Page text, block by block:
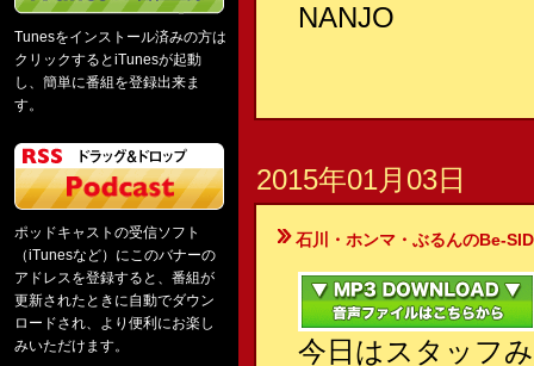
Tunesをインストール済みの方は
クリックするとiTunesが起動
し、簡単に番組を登録出来ま
す。
ポッドキャストの受信ソフト
（iTunesなど）にこのバナーの
アドレスを登録すると、番組が
更新されたときに自動でダウン
ロードされ、より便利にお楽し
みいただけます。
NANJO
2015年01月03日
石川・ホンマ・ぶるんのBe-
今日はスタッフ